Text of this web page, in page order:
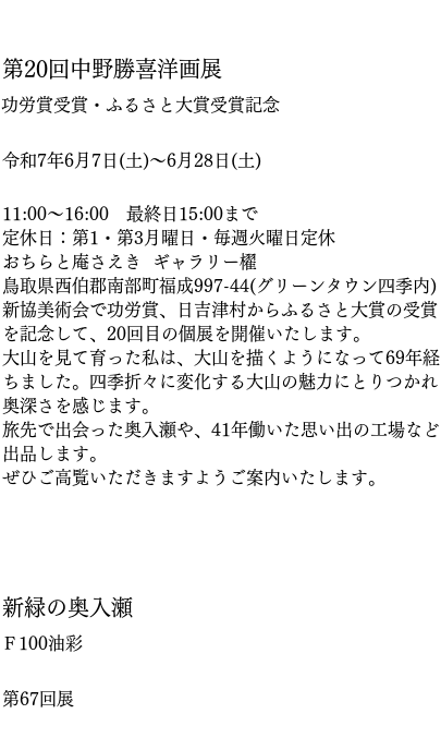
第20回中野勝喜洋画展
功労賞受賞・ふるさと大賞受賞記念
令和7年6月7日(土)～6月28日(土)
11:00～16:00 最終日15:00まで
定休日：第1・第3月曜日・毎週火曜日定休
おちらと庵さえき ギャラリー櫂
鳥取県西伯郡南部町福成997-44(グリーンタウン四季内)
新協美術会で功労賞、日吉津村からふるさと大賞の受賞
を記念して、20回目の個展を開催いたします。
大山を見て育った私は、大山を描くようになって69年経
ちました。四季折々に変化する大山の魅力にとりつかれ
奥深さを感じます。
旅先で出会った奥入瀬や、41年働いた思い出の工場など
出品します。
ぜひご高覧いただきますようご案内いたします。
新緑の奥入瀬
Ｆ100油彩
第67回展